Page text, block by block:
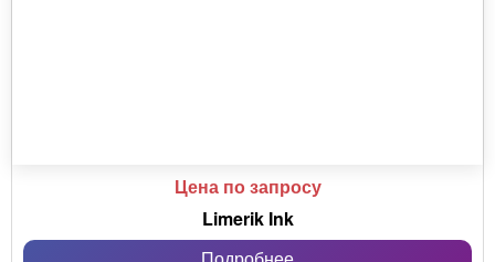
Цена по запросу
Limerik Ink